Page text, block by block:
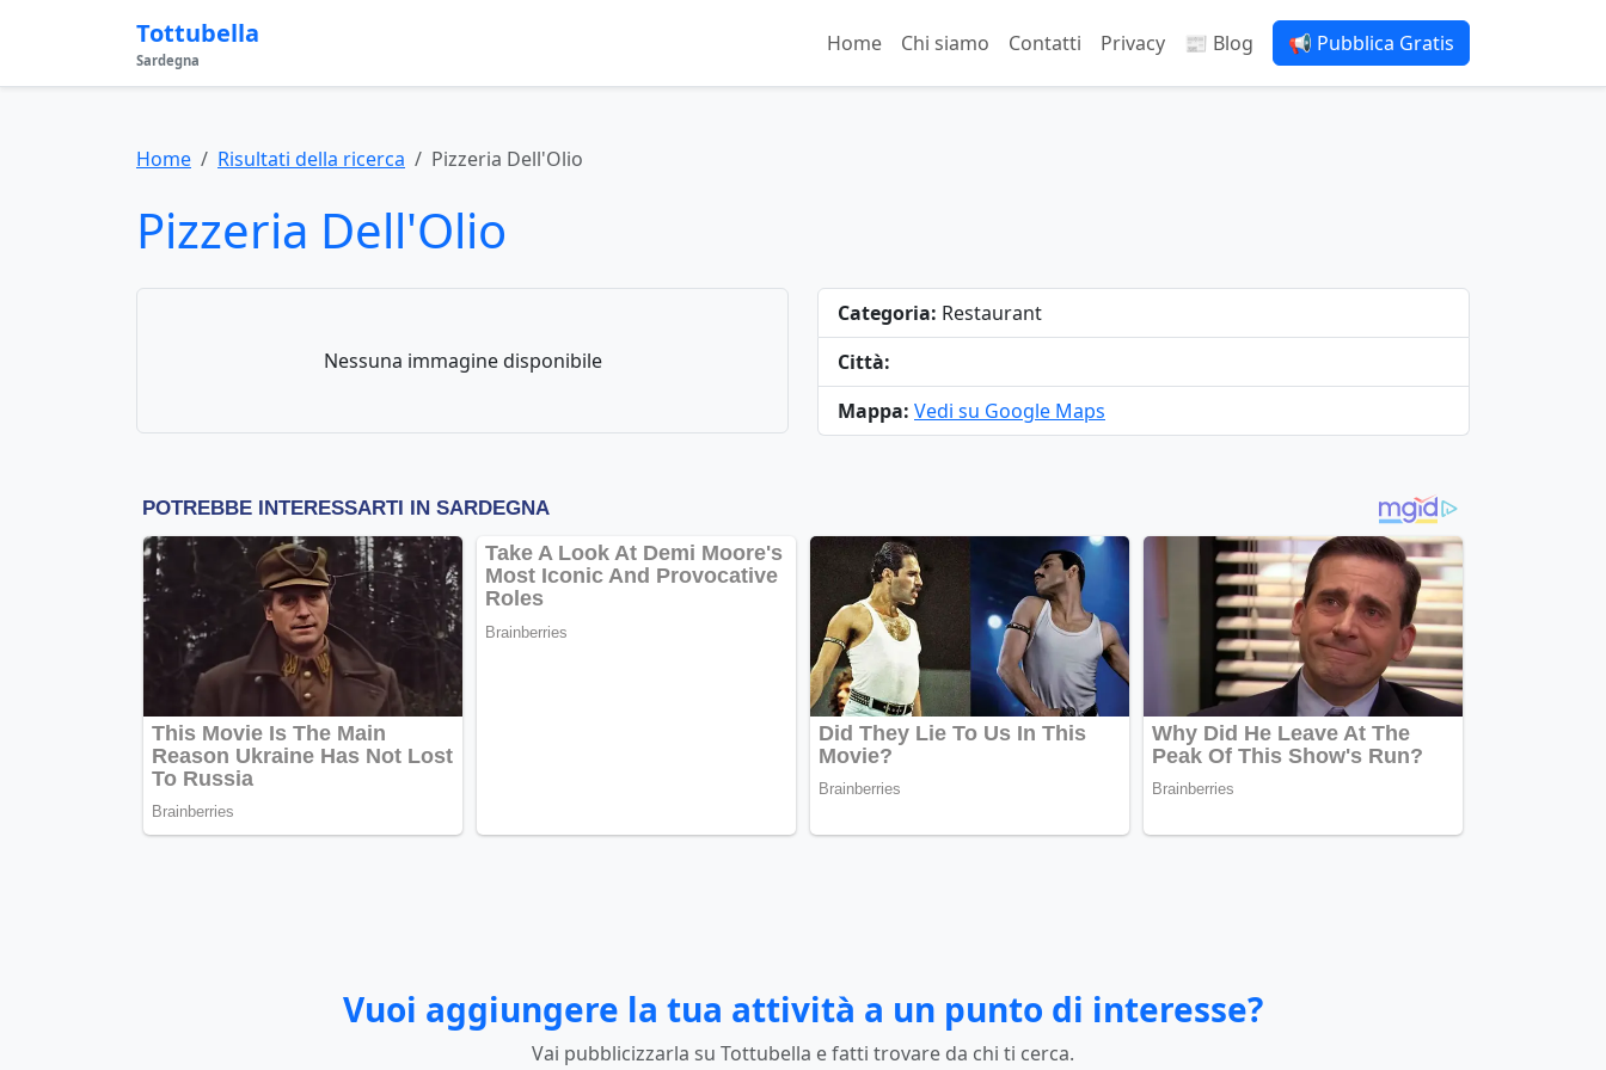
Tottubella
Sardegna
Home Chi siamo Contatti Privacy 📰 Blog 📢 Pubblica Gratis
Home Risultati della ricerca Pizzeria Dell'Olio
Pizzeria Dell'Olio
Nessuna immagine disponibile
Categoria: Restaurant
Città:
Mappa: Vedi su Google Maps
Vuoi aggiungere la tua attività a un punto di interesse?
Vai pubblicizzarla su Tottubella e fatti trovare da chi ti cerca.